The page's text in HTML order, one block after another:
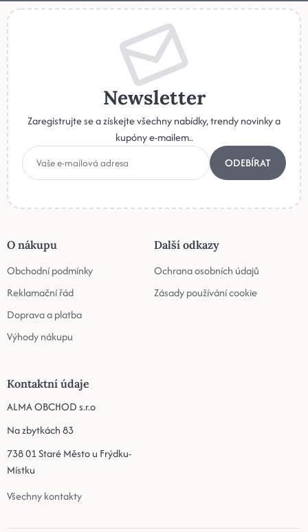
Newsletter
Zaregistrujte se a získejte všechny nabídky, trendy novinky a
kupóny e-mailem..
ODEBÍRAT
O nákupu
Obchodní podmínky
Reklamační řád
Doprava a platba
Výhody nákupu
Další odkazy
Ochrana osobních údajů
Zásady používání cookie
Kontaktní údaje
ALMA OBCHOD s.r.o
Na zbytkách 83
738 01 Staré Město u Frýdku-
Místku
Všechny kontakty